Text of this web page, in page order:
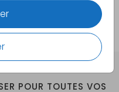
POUR TOUTES VOS